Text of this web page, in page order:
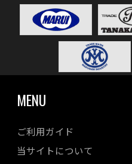
MENU
ご利用ガイド
当サイトについて